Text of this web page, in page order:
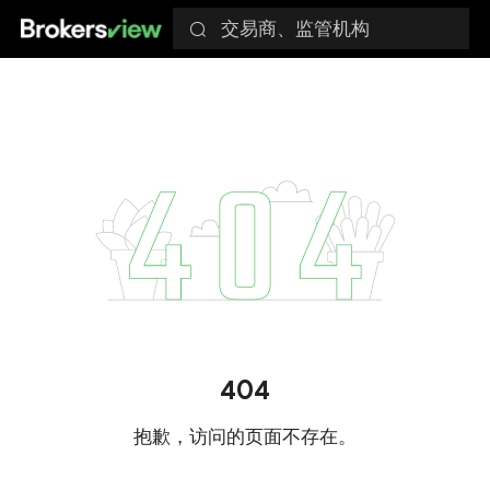
交易商、监管机构
404
抱歉，访问的页面不存在。